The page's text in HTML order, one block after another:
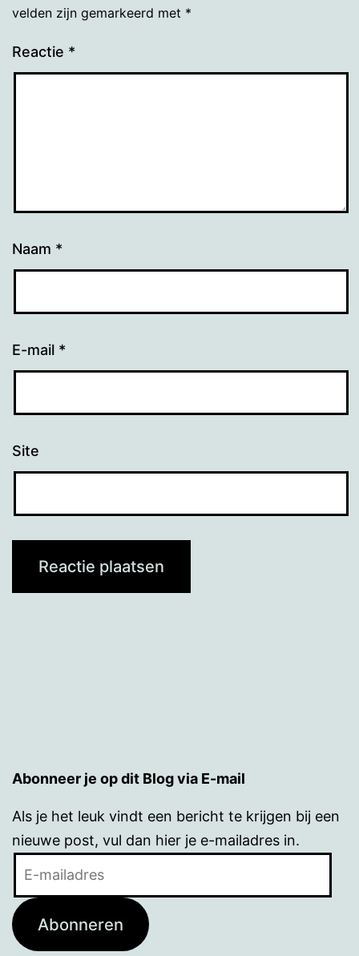
velden zijn gemarkeerd met *
Reactie *
Naam *
E-mail *
Site
Abonneer je op dit Blog via E-mail
Als je het leuk vindt een bericht te krijgen bij een
nieuwe post, vul dan hier je e-mailadres in.
Abonneren